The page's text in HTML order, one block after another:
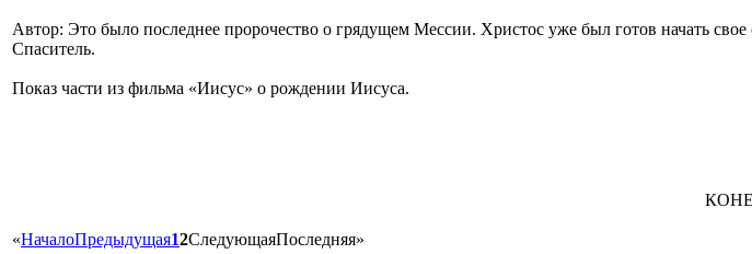
Автор: Это было последнее пророчество о грядущем Мессии. Христос уже был готов начать
Спаситель.
Показ части из фильма «Иисус» о рождении Иисуса.
«НачалоПредыдущая12СледующаяПоследняя»